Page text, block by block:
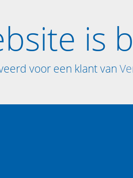
is
voor een klant van